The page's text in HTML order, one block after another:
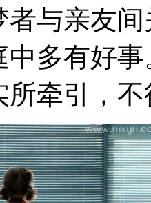
者与亲友
中多有好
所牵引，